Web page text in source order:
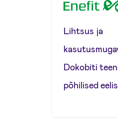
Lihtsus ja
Dokobiti
põhilised